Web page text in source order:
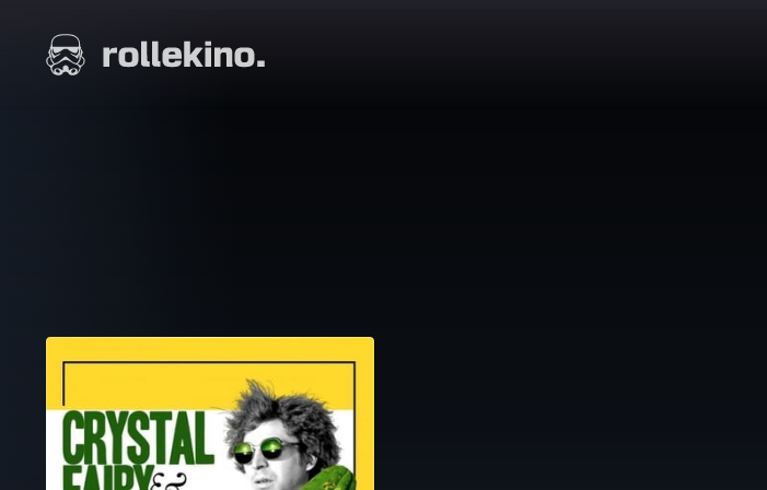
suoraan
sisältöön
Elokuvat ja elokuva-arviot | Rollekino.fi